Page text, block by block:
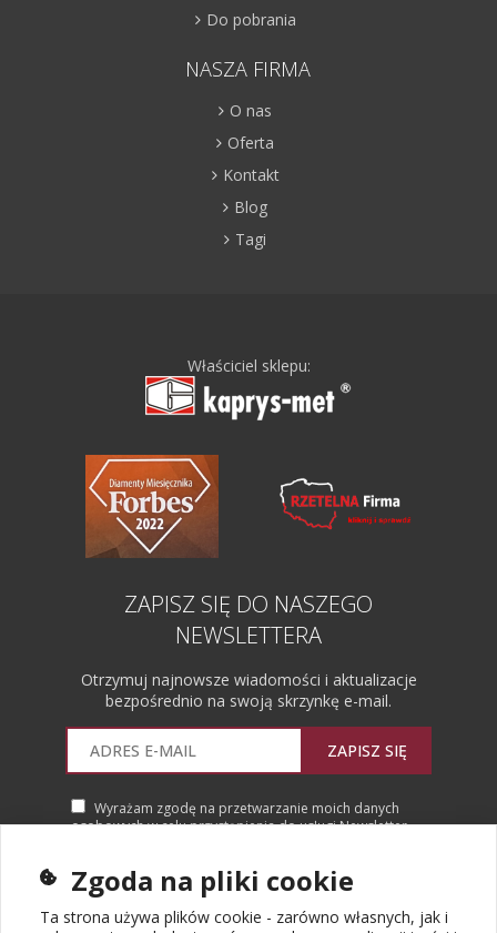
Do pobrania
NASZA FIRMA
O nas
Oferta
Kontakt
Blog
Tagi
Właściciel sklepu:
ZAPISZ SIĘ DO NASZEGO
NEWSLETTERA
Otrzymuj najnowsze wiadomości i aktualizacje
bezpośrednio na swoją skrzynkę e-mail.
ZAPISZ SIĘ
Wyrażam zgodę na przetwarzanie moich danych
osobowych w celu przystąpienia do usługi Newsletter.
Zgoda na pliki cookie
Ta strona używa plików cookie - zarówno własnych, jak i